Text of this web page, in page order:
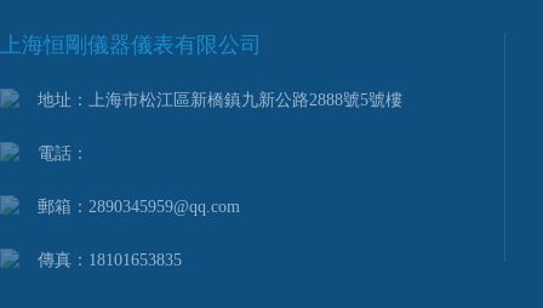
上海恒剛儀器儀表有限公司
地址：上海市松江區新橋鎮九新公路2888號5號樓
電話：
郵箱：2890345959@qq.com
傳真：18101653835